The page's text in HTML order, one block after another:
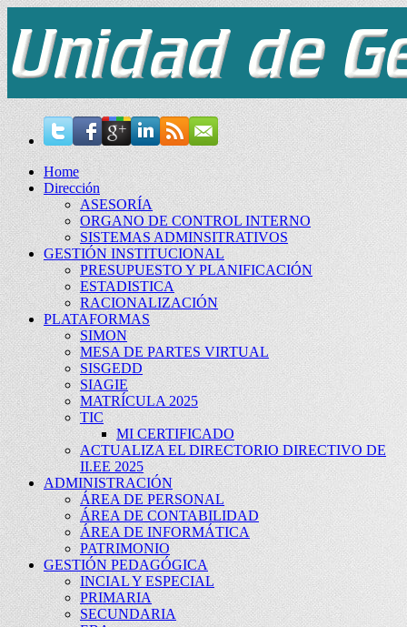
Home
Dirección
ASESORÍA
ORGANO DE CONTROL INTERNO
SISTEMAS ADMINSITRATIVOS
GESTIÓN INSTITUCIONAL
PRESUPUESTO Y PLANIFICACIÓN
ESTADISTICA
RACIONALIZACIÓN
PLATAFORMAS
SIMON
MESA DE PARTES VIRTUAL
SISGEDD
SIAGIE
MATRÍCULA 2025
TIC
MI CERTIFICADO
ACTUALIZA EL DIRECTORIO DIRECTIVO DE
II.EE 2025
ADMINISTRACIÓN
ÁREA DE PERSONAL
ÁREA DE CONTABILIDAD
ÁREA DE INFORMÁTICA
PATRIMONIO
GESTIÓN PEDAGÓGICA
INCIAL Y ESPECIAL
PRIMARIA
SECUNDARIA